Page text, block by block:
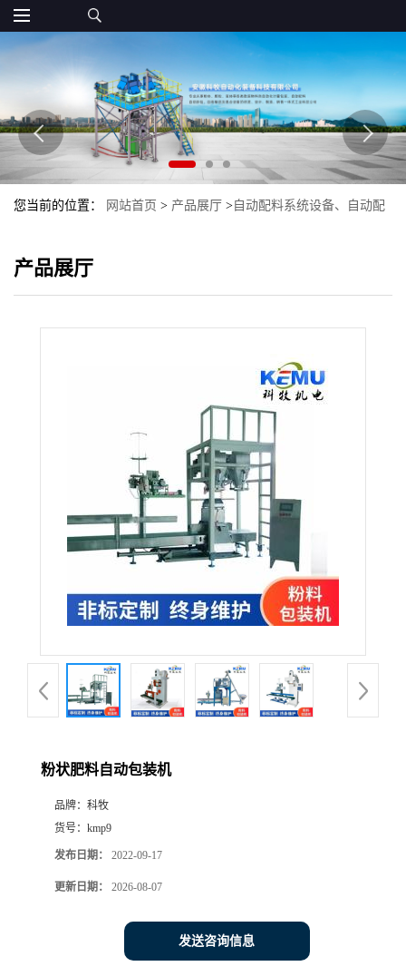
您当前的位置： 网站首页 > 产品展厅 > 自动配料系统设备、自动配
产品展厅
粉状肥料自动包装机
品牌： 科牧
货号： kmp9
发布日期： 2022-09-17
更新日期： 2026-08-07
发送咨询信息